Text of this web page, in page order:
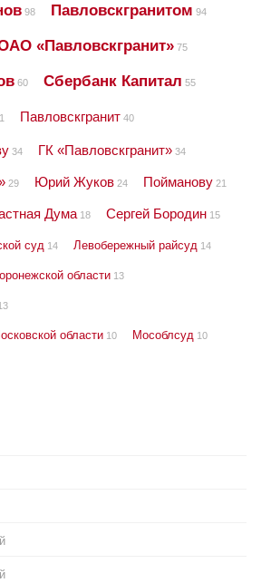
98 Павловскгранитом 94
«Павловскгранит» 75
60 Сбербанк Капитал 55
Павловскгранит 40
34 ГК «Павловскгранит» 34
29 Юрий Жуков 24 Пойманову 21
Дума 18 Сергей Бородин 15
суд 14 Левобережный райсуд 14
области 13
области 10 Мособлсуд 10